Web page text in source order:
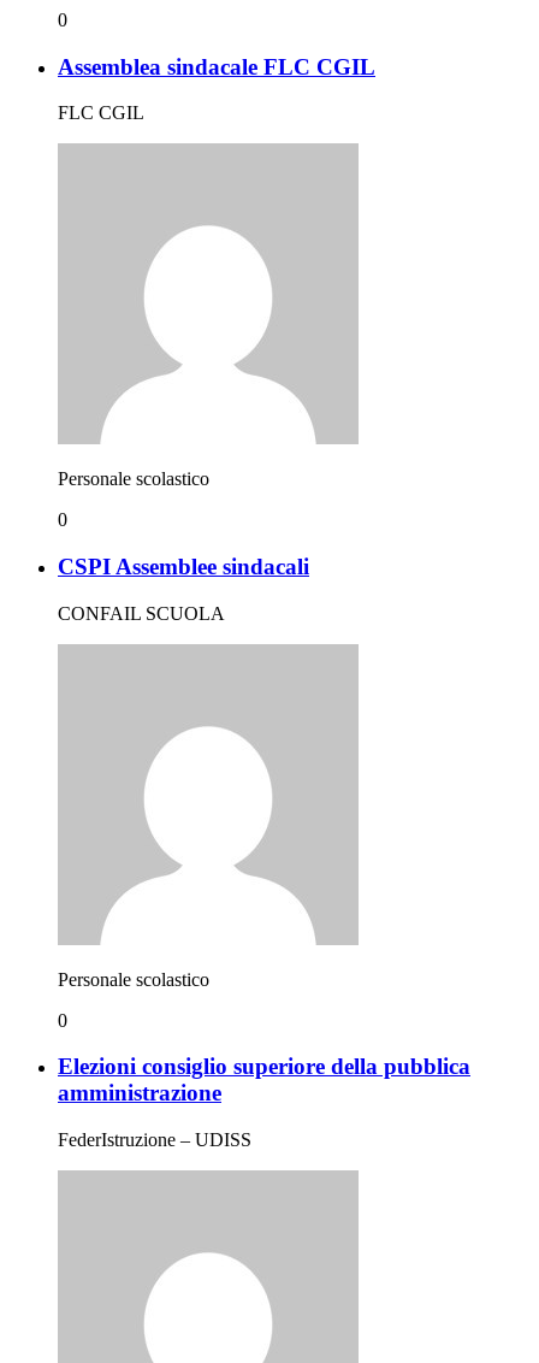
0
Assemblea sindacale FLC CGIL
FLC CGIL
Personale scolastico
0
CSPI Assemblee sindacali
CONFAIL SCUOLA
Personale scolastico
0
Elezioni consiglio superiore della pubblica
amministrazione
FederIstruzione – UDISS